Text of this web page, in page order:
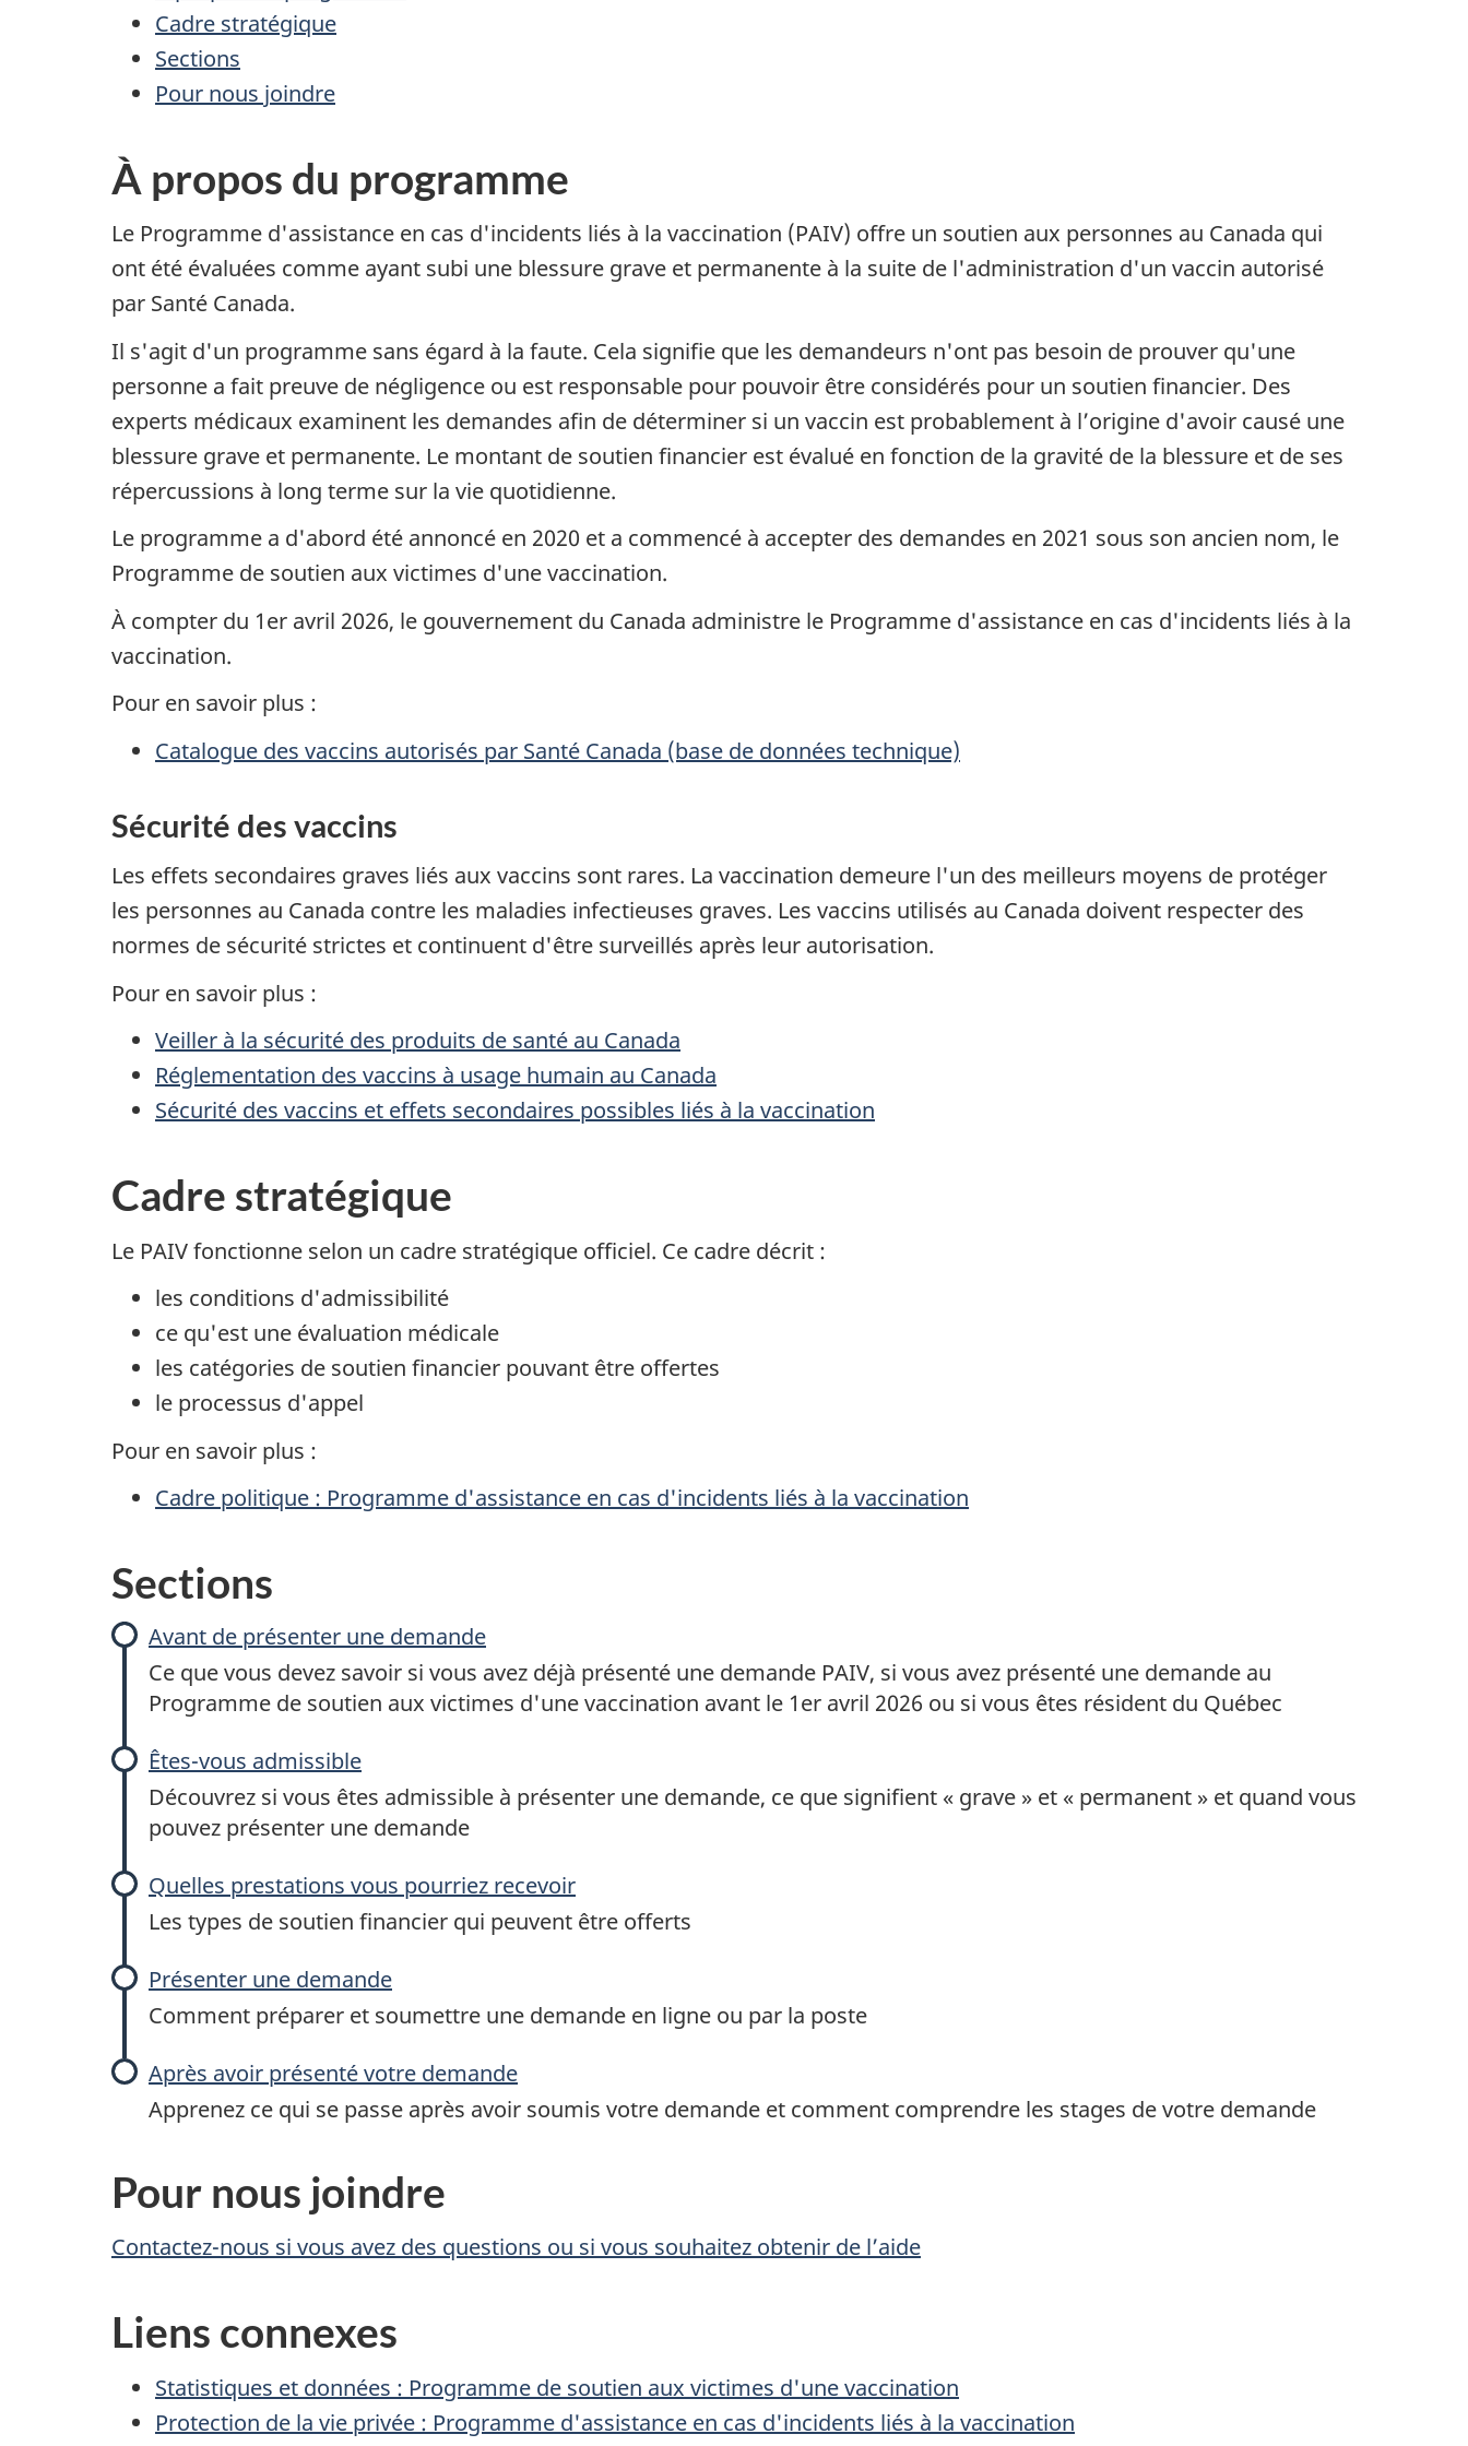
Cadre stratégique
Sections
Pour nous joindre
À propos du programme
Le Programme d'assistance en cas d'incidents liés à la vaccination (PAIV) offre un soutien aux personnes au Canada qui
ont été évaluées comme ayant subi une blessure grave et permanente à la suite de l'administration d'un vaccin autorisé
par Santé Canada.
Il s'agit d'un programme sans égard à la faute. Cela signifie que les demandeurs n'ont pas besoin de prouver qu'une
personne a fait preuve de négligence ou est responsable pour pouvoir être considérés pour un soutien financier. Des
experts médicaux examinent les demandes afin de déterminer si un vaccin est probablement à l’origine d'avoir causé une
blessure grave et permanente. Le montant de soutien financier est évalué en fonction de la gravité de la blessure et de ses
répercussions à long terme sur la vie quotidienne.
Le programme a d'abord été annoncé en 2020 et a commencé à accepter des demandes en 2021 sous son ancien nom, le
Programme de soutien aux victimes d'une vaccination.
À compter du 1er avril 2026, le gouvernement du Canada administre le Programme d'assistance en cas d'incidents liés à la
vaccination.
Pour en savoir plus :
Catalogue des vaccins autorisés par Santé Canada (base de données technique)
Sécurité des vaccins
Les effets secondaires graves liés aux vaccins sont rares. La vaccination demeure l'un des meilleurs moyens de protéger
les personnes au Canada contre les maladies infectieuses graves. Les vaccins utilisés au Canada doivent respecter des
normes de sécurité strictes et continuent d'être surveillés après leur autorisation.
Pour en savoir plus :
Veiller à la sécurité des produits de santé au Canada
Réglementation des vaccins à usage humain au Canada
Sécurité des vaccins et effets secondaires possibles liés à la vaccination
Cadre stratégique
Le PAIV fonctionne selon un cadre stratégique officiel. Ce cadre décrit :
les conditions d'admissibilité
ce qu'est une évaluation médicale
les catégories de soutien financier pouvant être offertes
le processus d'appel
Pour en savoir plus :
Cadre politique : Programme d'assistance en cas d'incidents liés à la vaccination
Sections
Avant de présenter une demande
Ce que vous devez savoir si vous avez déjà présenté une demande PAIV, si vous avez présenté une demande au
Programme de soutien aux victimes d'une vaccination avant le 1er avril 2026 ou si vous êtes résident du Québec
Êtes-vous admissible
Découvrez si vous êtes admissible à présenter une demande, ce que signifient « grave » et « permanent » et quand vous
pouvez présenter une demande
Quelles prestations vous pourriez recevoir
Les types de soutien financier qui peuvent être offerts
Présenter une demande
Comment préparer et soumettre une demande en ligne ou par la poste
Après avoir présenté votre demande
Apprenez ce qui se passe après avoir soumis votre demande et comment comprendre les stages de votre demande
Pour nous joindre
Contactez-nous si vous avez des questions ou si vous souhaitez obtenir de l’aide
Liens connexes
Statistiques et données : Programme de soutien aux victimes d'une vaccination
Protection de la vie privée : Programme d'assistance en cas d'incidents liés à la vaccination